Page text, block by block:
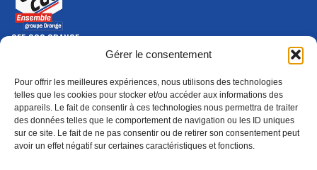
Gérer le consentement
Pour offrir les meilleures expériences, nous utilisons des technologies
telles que les cookies pour stocker et/ou accéder aux informations des
appareils. Le fait de consentir à ces technologies nous permettra de traiter
des données telles que le comportement de navigation ou les ID uniques
sur ce site. Le fait de ne pas consentir ou de retirer son consentement peut
avoir un effet négatif sur certaines caractéristiques et fonctions.
CFE-CGC ORANGE
10-12 rue Saint Amand, 75015 Paris Cedex 15
Nous contacter
01 46 79 28 74
S'ABONNER(NOUVELLE FENÊTRE)
ADHÉRER
Épargne
(nouvelle fenêtre) Formation
(nouvelle fenêtre)